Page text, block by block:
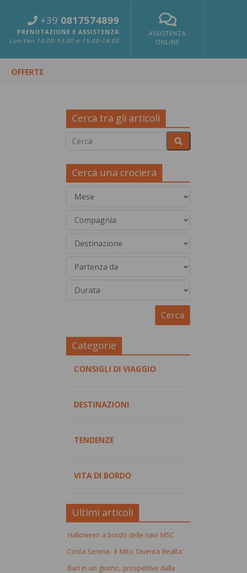
+39 0817574899
PRENOTAZIONE E ASSISTENZA
Lun-Ven 10.00-13.00 e 15.00-18.00
ASSISTENZA
ONLINE
OFFERTE
Cerca tra gli articoli
Cerca una crociera
Categorie
CONSIGLI DI VIAGGIO
DESTINAZIONI
TENDENZE
VITA DI BORDO
Ultimi articoli
Halloween a bordo delle navi MSC
Costa Serena- Il Mito Diventa Realta'
Bari in un giorno, prospettive dalla